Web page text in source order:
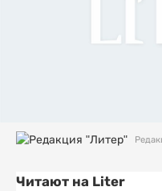
Читают на Liter